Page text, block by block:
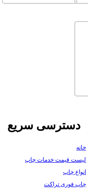
دسترسی سریع
خانه
لیست قیمت خدمات چاپ
انواع چاپ
چاپ فوری تراکت